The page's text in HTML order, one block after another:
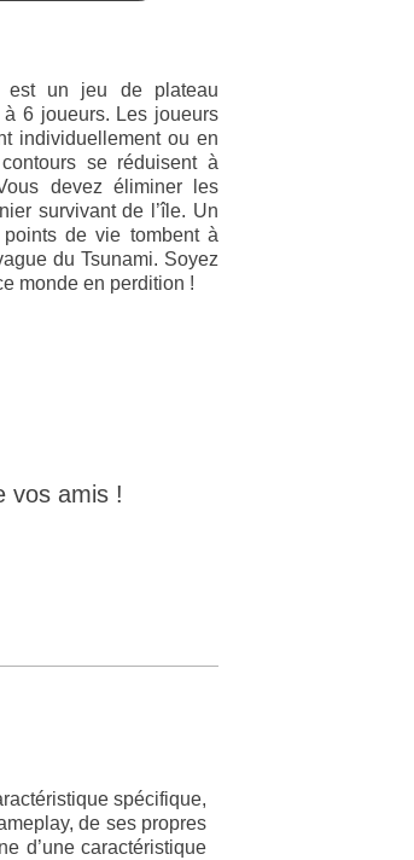
est un jeu de plateau
6 joueurs. Les joueurs
individuellement ou en
se réduisent à
devez éliminer les
survivant de l’île. Un
de vie tombent à
du Tsunami. Soyez
monde en perdition !
vos amis !
spécifique,
de ses propres
d’une caractéristique